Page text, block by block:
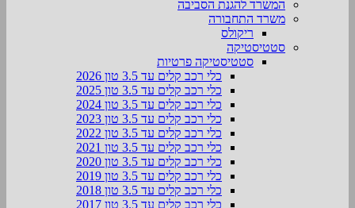
המשרד להגנת הסביבה
משרד התחבורה
ריקולס
סטטיסטיקה
סטטיסטיקה פרטיות
כלי רכב קלים עד 3.5 טון 2026
כלי רכב קלים עד 3.5 טון 2025
כלי רכב קלים עד 3.5 טון 2024
כלי רכב קלים עד 3.5 טון 2023
כלי רכב קלים עד 3.5 טון 2022
כלי רכב קלים עד 3.5 טון 2021
כלי רכב קלים עד 3.5 טון 2020
כלי רכב קלים עד 3.5 טון 2019
כלי רכב קלים עד 3.5 טון 2018
כלי רכב קלים עד 3.5 טון 2017